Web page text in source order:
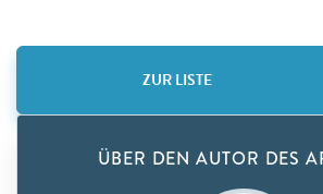
ZUR LISTE
ÜBER DEN AUTOR DES